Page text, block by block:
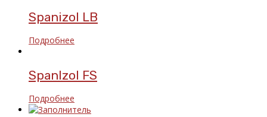
Spanizol LB
Подробнее
SpanIzol FS
Подробнее